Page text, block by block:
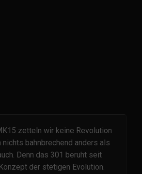
zetteln wir keine Revolution
nichts bahnbrechend anders als
Denn das 301 beruht seit
der stetigen Evolution.